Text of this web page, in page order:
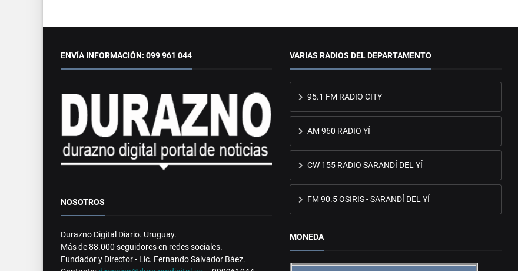
ENVÍA INFORMACIÓN: 099 961 044
NOSOTROS
Durazno Digital Diario. Uruguay.
Más de 88.000 seguidores en redes sociales.
Fundador y Director - Lic. Fernando Salvador Báez.
VARIAS RADIOS DEL DEPARTAMENTO
95.1 FM RADIO CITY
AM 960 RADIO YÍ
CW 155 RADIO SARANDÍ DEL YÍ
FM 90.5 OSIRIS - SARANDÍ DEL YÍ
MONEDA